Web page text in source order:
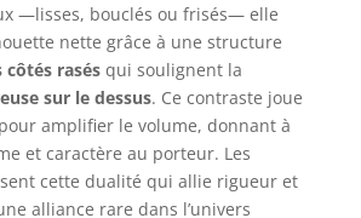
—lisses, bouclés ou frisés— elle
nette grâce à une structure
côtés rasésqui soulignent la
sur le dessus. Ce contraste joue
amplifier le volume, donnant à
et caractère au porteur. Les
cette dualité qui allie rigueur et
alliance rare dans l’univers